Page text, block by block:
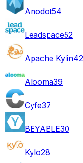
Anodot54
Leadspace52
Apache Kylin42
Alooma39
Cyfe37
BEYABLE30
Kylo28